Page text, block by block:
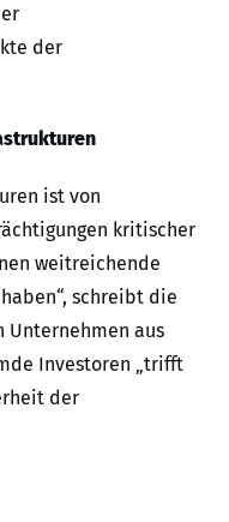
der
ist von
kritischer
weitreichende
schreibt die
Unternehmen aus
Investoren „trifft
der